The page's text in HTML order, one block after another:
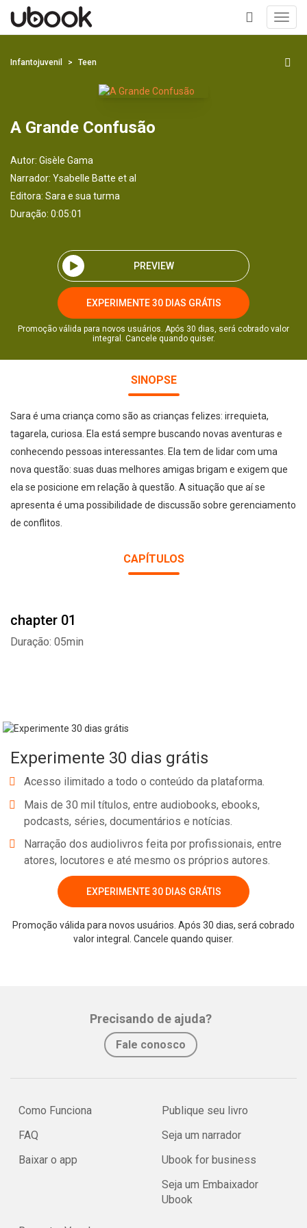
+
Infantojuvenil Teen
A Grande Confusão
Autor: Gisèle Gama
Narrador: Ysabelle Batte et al
Editora: Sara e sua turma
Duração: 0:05:01
PREVIEW
EXPERIMENTE 30 DIAS GRÁTIS
Promoção válida para novos usuários. Após 30 dias, será cobrado valor
integral. Cancele quando quiser.
SINOPSE
Sara é uma criança como são as crianças felizes: irrequieta,
tagarela, curiosa. Ela está sempre buscando novas aventuras e
conhecendo pessoas interessantes. Ela tem de lidar com uma
nova questão: suas duas melhores amigas brigam e exigem que
ela se posicione em relação à questão. A situação que aí se
apresenta é uma possibilidade de discussão sobre gerenciamento
de conflitos.
CAPÍTULOS
chapter 01
Duração: 05min
Experimente 30 dias grátis
Acesso ilimitado a todo o conteúdo da plataforma.
Mais de 30 mil títulos, entre audiobooks, ebooks,
podcasts, séries, documentários e notícias.
Narração dos audiolivros feita por profissionais, entre
atores, locutores e até mesmo os próprios autores.
EXPERIMENTE 30 DIAS GRÁTIS
Promoção válida para novos usuários. Após 30 dias, será cobrado
valor integral. Cancele quando quiser.
Precisando de ajuda?
Fale conosco
Como Funciona
FAQ
Baixar o app
Publique seu livro
Seja um narrador
Ubook for business
Seja um Embaixador
Ubook
Whatsapp Facebook Twitter E-mail